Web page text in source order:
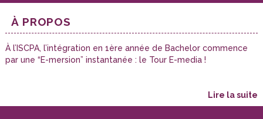
À PROPOS
À l’ISCPA, l’intégration en 1ère année de Bachelor commence
par une “E-mersion” instantanée : le Tour E-media !
lire la suite